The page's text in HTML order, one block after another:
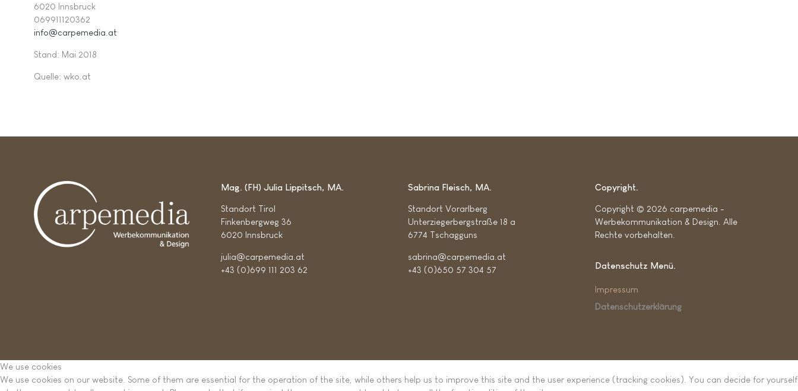
6020 Innsbruck
069911120362
info@carpemedia.at
Stand: Mai 2018
Quelle: wko.at
Mag. (FH) Julia Lippitsch, MA
Standort Tirol
Finkenbergweg 36
6020 Innsbruck
julia@carpemedia.at
+43 (0)699 111 203 62
Sabrina Fleisch, MA
Standort Vorarlberg
Unterziegerbergstraße 18 a
6774 Tschagguns
sabrina@carpemedia.at
+43 (0)650 57 304 57
Copyright
Copyright © 2026 carpemedia -
Werbekommunikation & Design. Alle
Rechte vorbehalten.
Datenschutz Menü
Impressum
Datenschutzerklärung
We use cookies
We use cookies on our website. Some of them are essential for the operation of the site, while others help us to improve this site and the user experience (tracking cookies). You can decide for yourself